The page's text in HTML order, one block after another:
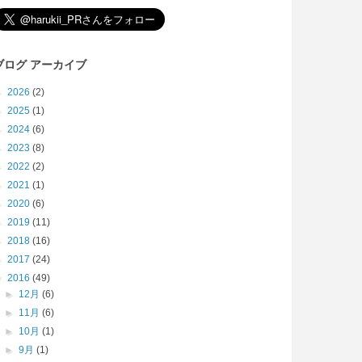
ログ アーカイブ
2026 (2)
2025 (1)
2024 (6)
2023 (8)
2022 (2)
2021 (1)
2020 (6)
2019 (11)
2018 (16)
2017 (24)
2016 (49)
► 12月(6)
► 11月(6)
► 10月(1)
►9月(1)